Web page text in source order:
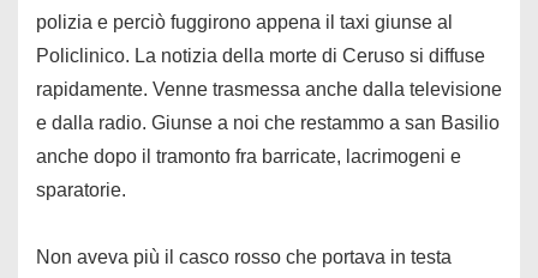
polizia e perciò fuggirono appena il taxi giunse al
Policlinico. La notizia della morte di Ceruso si diffuse
rapidamente. Venne trasmessa anche dalla televisione
e dalla radio. Giunse a noi che restammo a san Basilio
anche dopo il tramonto fra barricate, lacrimogeni e
sparatorie.
Non aveva più il casco rosso che portava in testa